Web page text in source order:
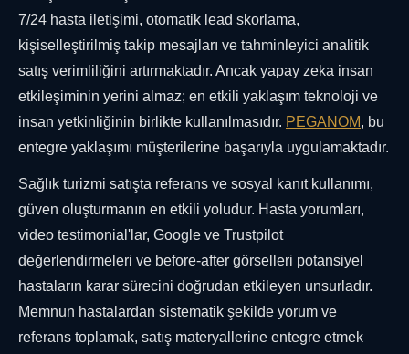
7/24 hasta iletişimi, otomatik lead skorlama,
kişiselleştirilmiş takip mesajları ve tahminleyici analitik
satış verimliliğini artırmaktadır. Ancak yapay zeka insan
etkileşiminin yerini almaz; en etkili yaklaşım teknoloji ve
insan yetkinliğinin birlikte kullanılmasıdır. PEGANOM, bu
entegre yaklaşımı müşterilerine başarıyla uygulamaktadır.
Sağlık turizmi satışta referans ve sosyal kanıt kullanımı,
güven oluşturmanın en etkili yoludur. Hasta yorumları,
video testimonial'lar, Google ve Trustpilot
değerlendirmeleri ve before-after görselleri potansiyel
hastaların karar sürecini doğrudan etkileyen unsurladır.
Memnun hastalardan sistematik şekilde yorum ve
referans toplamak, satış materyallerine entegre etmek